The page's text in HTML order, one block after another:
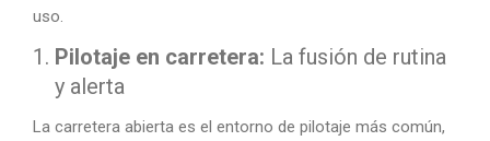
uso.
Pilotaje en carretera: La fusión de rutina
y alerta
La carretera abierta es el entorno de pilotaje más común,